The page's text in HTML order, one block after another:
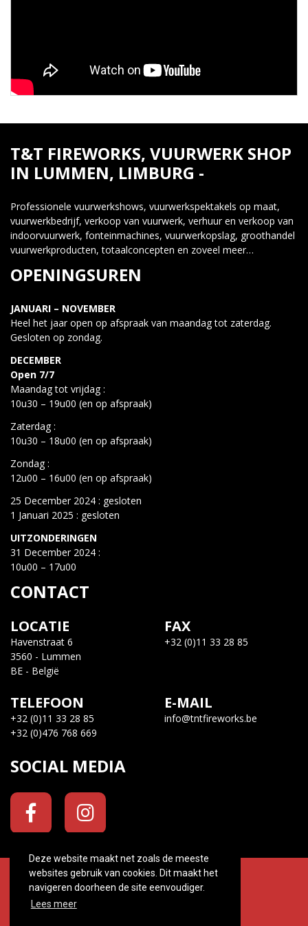
Deze website maakt net zoals de meeste
websites gebruik van cookies. Dit maakt het
navigeren doorheen de site eenvoudiger.
Lees meer
T&T FIREWORKS, VUURWERK SHOP
IN LUMMEN, LIMBURG -
Professionele vuurwerkshows, vuurwerkspektakels op maat,
vuurwerkbedrijf, verkoop van vuurwerk, verhuur en verkoop van
indoorvuurwerk, fonteinmachines, vuurwerkopslag, groothandel
vuurwerkproducten, totaalconcepten en zoveel meer…
OPENINGSUREN
JANUARI – NOVEMBER
Heel het jaar open op afspraak van maandag tot zaterdag.
Gesloten op zondag.
DECEMBER
Open 7/7
Maandag tot vrijdag :
10u30 – 19u00 (en op afspraak)
Zaterdag :
10u30 – 18u00 (en op afspraak)
Zondag :
12u00 – 16u00 (en op afspraak)
25 December 2024 : gesloten
1 Januari 2025 : gesloten
UITZONDERINGEN
31 December 2024 :
10u00 – 17u00
CONTACT
LOCATIE
Havenstraat 6
3560 - Lummen
BE - België
FAX
+32 (0)11 33 28 85
TELEFOON
+32 (0)11 33 28 85
+32 (0)476 768 669
E-MAIL
info@tntfireworks.be
SOCIAL MEDIA
© 2026. Tnt Fireworks All rights reserved.